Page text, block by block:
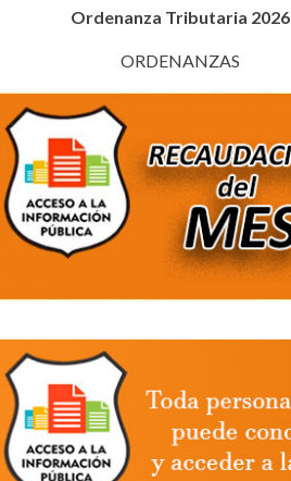
Ordenanza Tributaria 2026
ORDENANZAS